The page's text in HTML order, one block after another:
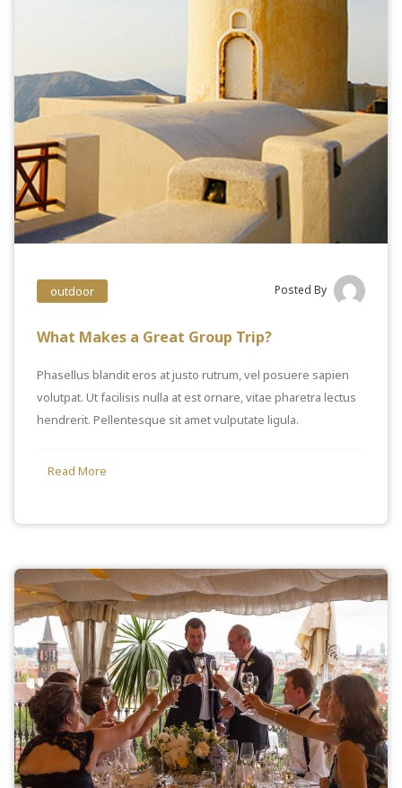
outdoor Posted By
What Makes a Great Group Trip?
Phasellus blandit eros at justo rutrum, vel posuere sapien
volutpat. Ut facilisis nulla at est ornare, vitae pharetra lectus
hendrerit. Pellentesque sit amet vulputate ligula.
Read More